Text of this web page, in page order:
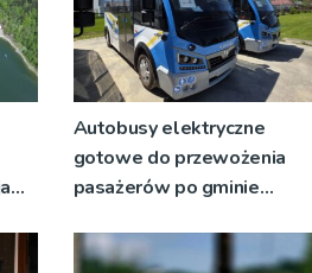
Autobusy elektryczne
gotowe do przewożenia
pasażerów po gminie